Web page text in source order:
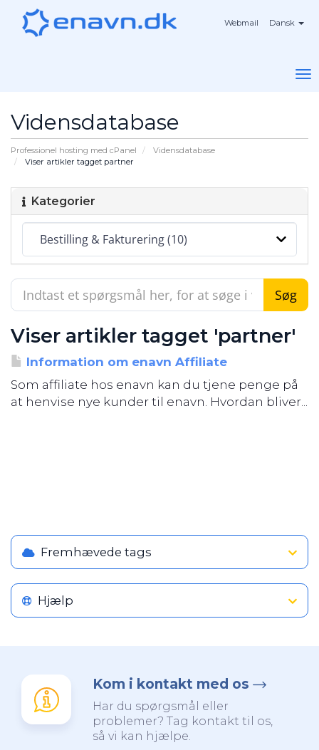
Webmail Dansk
Vidensdatabase
Professionel hosting med cPanel
Vidensdatabase
Viser artikler tagget partner
Kategorier
Viser artikler tagget 'partner'
Information om enavn Affiliate
Som affiliate hos enavn kan du tjene penge på
at henvise nye kunder til enavn. Hvordan bliver...
Fremhævede tags
Hjælp
Kom i kontakt med os
Har du spørgsmål eller
problemer? Tag kontakt til os,
så vi kan hjælpe.